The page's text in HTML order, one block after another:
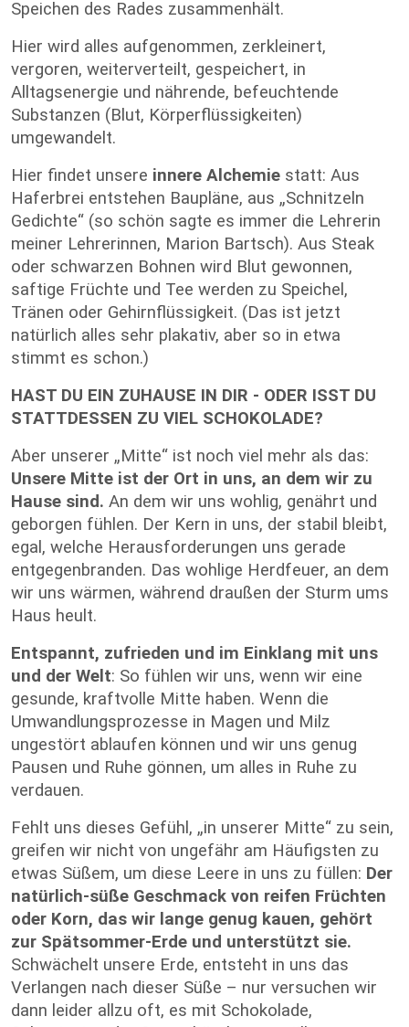
Speichen des Rades zusammenhält.
Hier wird alles aufgenommen, zerkleinert,
vergoren, weiterverteilt, gespeichert, in
Alltagsenergie und nährende, befeuchtende
Substanzen (Blut, Körperflüssigkeiten)
umgewandelt.
Hier findet unsere innere Alchemie statt: Aus
Haferbrei entstehen Baupläne, aus „Schnitzeln
Gedichte“ (so schön sagte es immer die Lehrerin
meiner Lehrerinnen, Marion Bartsch). Aus Steak
oder schwarzen Bohnen wird Blut gewonnen,
saftige Früchte und Tee werden zu Speichel,
Tränen oder Gehirnflüssigkeit. (Das ist jetzt
natürlich alles sehr plakativ, aber so in etwa
stimmt es schon.)
HAST DU EIN ZUHAUSE IN DIR - ODER ISST DU
STATTDESSEN ZU VIEL SCHOKOLADE?
Aber unserer „Mitte“ ist noch viel mehr als das:
Unsere Mitte ist der Ort in uns, an dem wir zu
Hause sind. An dem wir uns wohlig, genährt und
geborgen fühlen. Der Kern in uns, der stabil bleibt,
egal, welche Herausforderungen uns gerade
entgegenbranden. Das wohlige Herdfeuer, an dem
wir uns wärmen, während draußen der Sturm ums
Haus heult.
Entspannt, zufrieden und im Einklang mit uns
und der Welt: So fühlen wir uns, wenn wir eine
gesunde, kraftvolle Mitte haben. Wenn die
Umwandlungsprozesse in Magen und Milz
ungestört ablaufen können und wir uns genug
Pausen und Ruhe gönnen, um alles in Ruhe zu
verdauen.
Fehlt uns dieses Gefühl, „in unserer Mitte“ zu sein,
greifen wir nicht von ungefähr am Häufigsten zu
etwas Süßem, um diese Leere in uns zu füllen: Der
natürlich-süße Geschmack von reifen Früchten
oder Korn, das wir lange genug kauen, gehört
zur Spätsommer-Erde und unterstützt sie.
Schwächelt unsere Erde, entsteht in uns das
Verlangen nach dieser Süße – nur versuchen wir
dann leider allzu oft, es mit Schokolade,